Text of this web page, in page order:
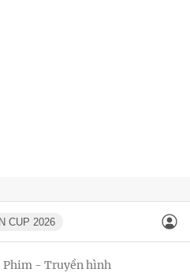
CUP 2026
Phim - Truyền hình